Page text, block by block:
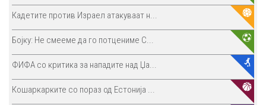
Кадетите против Израел атакуваат н...
Бојку: Не смееме да го потцениме С...
ФИФА со критика за нападите над Џа...
Кошаркарките со пораз од Естонија ...